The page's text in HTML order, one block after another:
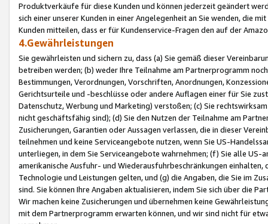
Produktverkäufe für diese Kunden und können jederzeit geändert
sich einer unserer Kunden in einer Angelegenheit an Sie wenden, die
Kunden mitteilen, dass er für Kundenservice-Fragen den auf der
4.Gewährleistungen
Sie gewährleisten und sichern zu, dass (a) Sie gemäß dieser
betreiben werden; (b) weder Ihre Teilnahme am Partnerprogramm
Bestimmungen, Verordnungen, Vorschriften, Anordnungen,
Gerichtsurteile und -beschlüsse oder andere Auflagen einer für Sie
Datenschutz, Werbung und Marketing) verstoßen; (c) Sie
nicht geschäftsfähig sind); (d) Sie den Nutzen der Teilnahme am
Zusicherungen, Garantien oder Aussagen verlassen, die in dieser
teilnehmen und keine Serviceangebote nutzen, wenn Sie US-
unterliegen, in dem Sie Serviceangebote wahrnehmen; (f) Sie alle
amerikanische Ausfuhr- und Wiederausfuhrbeschränkungen
Technologie und Leistungen gelten, und (g) die Angaben, die Sie im
sind. Sie können Ihre Angaben aktualisieren, indem Sie sich über die
Wir machen keine Zusicherungen und übernehmen keine
mit dem Partnerprogramm erwarten können, und wir sind nicht für